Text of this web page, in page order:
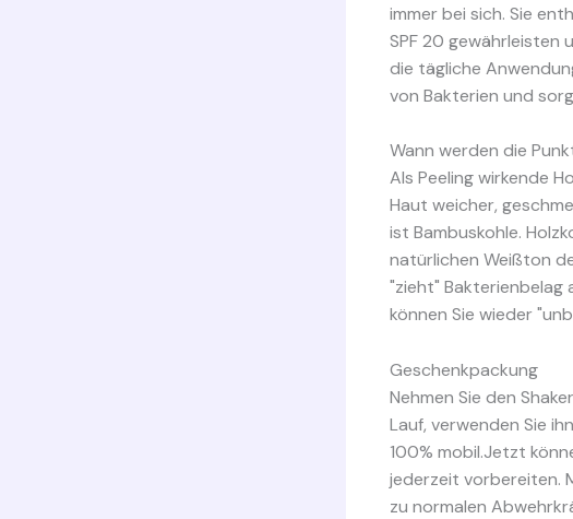
immer bei sich. Sie
SPF 20 gewährleisten
die tägliche
von Bakterien und
Wann werden die
Als Peeling wirkende
Haut weicher,
ist Bambuskohle.
natürlichen Weißton
"zieht" Bakterienbelag
können Sie wieder
Geschenkpackung
Nehmen Sie den
Lauf, verwenden Sie
100% mobil.Jetzt
jederzeit vorbereiten.
zu normalen